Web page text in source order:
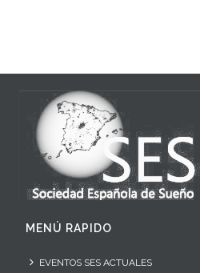
MENÚ RAPIDO
EVENTOS SES ACTUALES